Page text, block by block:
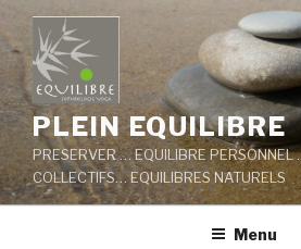
Aller
au
contenu
principal
PLEIN EQUILIBRE
PRESERVER … EQUILIBRE PERSONNEL
COLLECTIFS… EQUILIBRES NATURELS
Menu